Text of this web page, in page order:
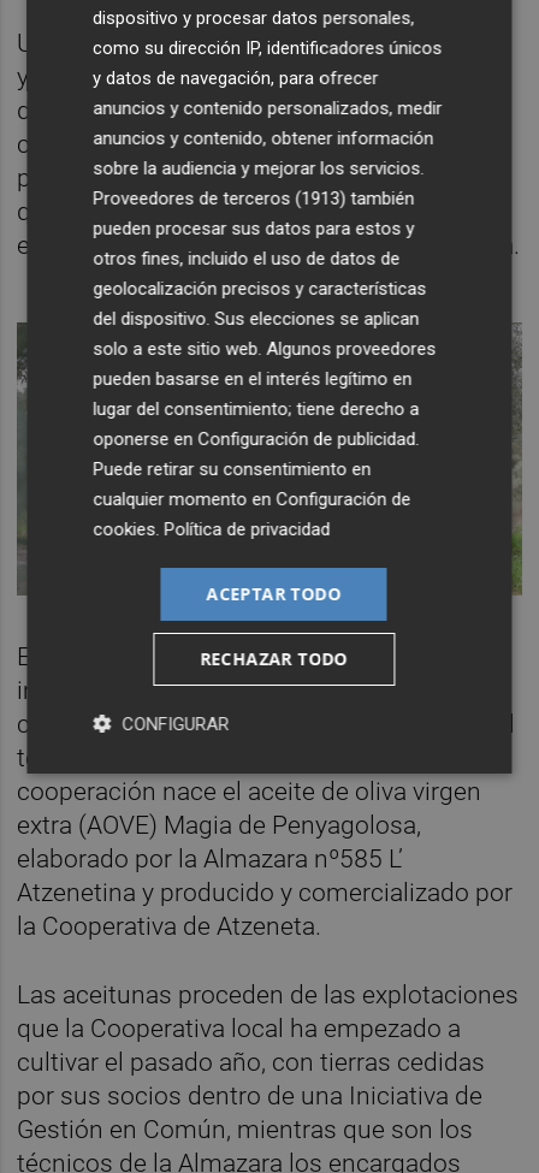
Un proyecto que vive su segunda anualidad,
y que ha permitido poner en valor el aceite
de Atzeneta, a pesar de una campaña
complicada por la escasa cosecha con
pérdidas entorno al 90% de la producción y
que, por ejemplo, no ha permitido que el
envasado del AOVE de la variedad Arbequina.
En el medio rural cada vez es más
importante la unión de esfuerzos y
colaboración entre los diferentes actores del
territorio. De esta sencilla formula de
cooperación nace el aceite de oliva virgen
extra (AOVE) Magia de Penyagolosa,
elaborado por la Almazara nº585 L’
Atzenetina y producido y comercializado por
la Cooperativa de Atzeneta.
Las aceitunas proceden de las explotaciones
que la Cooperativa local ha empezado a
cultivar el pasado año, con tierras cedidas
por sus socios dentro de una Iniciativa de
Gestión en Común, mientras que son los
técnicos de la Almazara los encargados
dispositivo y procesar datos personales,
como su dirección IP, identificadores únicos
y datos de navegación, para ofrecer
anuncios y contenido personalizados, medir
anuncios y contenido, obtener información
sobre la audiencia y mejorar los servicios.
Proveedores de terceros (1913) también
pueden procesar sus datos para estos y
otros fines, incluido el uso de datos de
geolocalización precisos y características
del dispositivo. Sus elecciones se aplican
solo a este sitio web. Algunos proveedores
pueden basarse en el interés legítimo en
lugar del consentimiento; tiene derecho a
oponerse enConfiguración de publicidad.
Puede retirar su consentimiento en
cualquier momento enConfiguración de
cookies.Política de privacidad
ACEPTAR TODO
RECHAZAR TODO
CONFIGURAR